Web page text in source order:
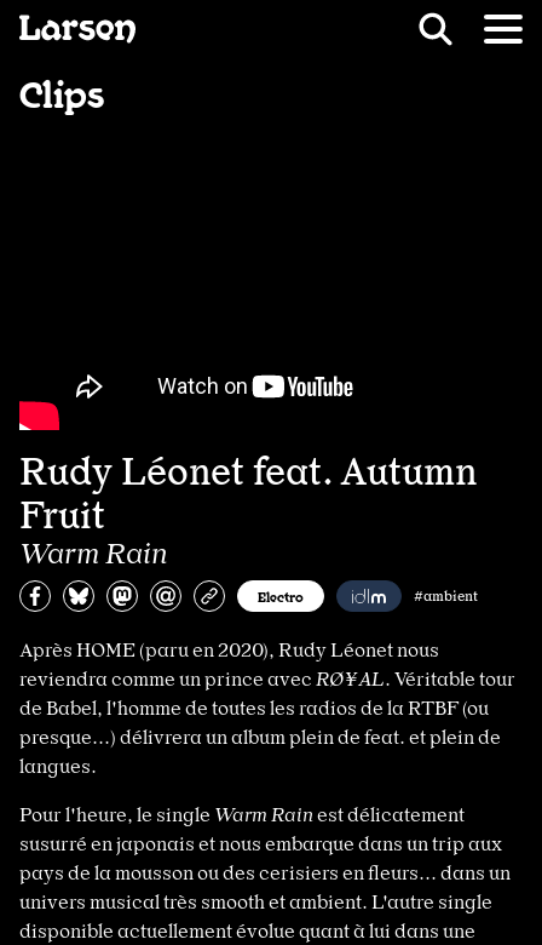
Fil d’ariane
Clips
Rudy Léonet feat. Autumn
Fruit
Warm Rain
Partagez sur Facebook
Partager sur Bluesky
Partager sur Mastodon
Partagez par e-mail
Copiez l’url
Electro #ambient
Après HOME (paru en 2020), Rudy Léonet nous
reviendra comme un prince avec RØ¥AL. Véritable tour
de Babel, l'homme de toutes les radios de la RTBF (ou
presque...) délivrera un album plein de feat. et plein de
langues.
Pour l'heure, le single Warm Rainest délicatement
susurré en japonais et nous embarque dans un trip aux
pays de la mousson ou des cerisiers en fleurs... dans un
univers musical très smooth et ambient. L'autre single
disponible actuellement évolue quant à lui dans une